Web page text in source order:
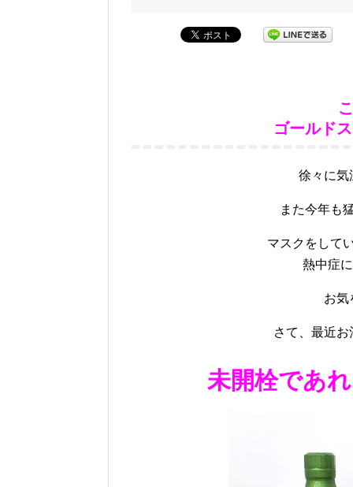
ゴールド
徐々に気
また今年も
マスクをして
熱中症
お気
さて、最近
未開栓であ